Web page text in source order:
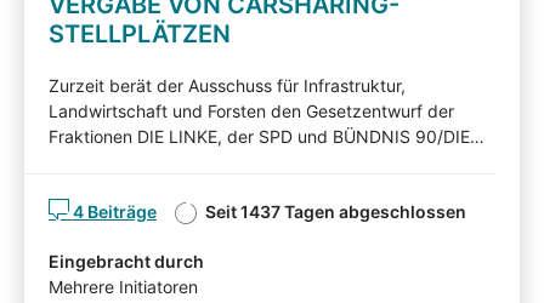
STELLPLÄTZEN
Zurzeit berät der Ausschuss für Infrastruktur,
Landwirtschaft und Forsten den Gesetzentwurf der
Fraktionen DIE LINKE, der SPD und BÜNDNIS 90/DIE
mit! Mit Ihren Beiträgen, Ihren Erläuterungen oder Ihrer
Ausschusses für Infrastruktur, Landwirtschaft und
Forsten nehmen und auf Ihnen wichtige Gesichtspunkte
4 Beiträge Seit 1437 Tagen abgeschlossen
Eingebracht durch
Mehrere Initiatoren